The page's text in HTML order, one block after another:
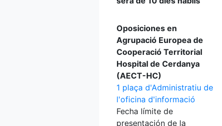
Oposiciones en
Agrupació Europea de
Cooperació Territorial
Hospital de Cerdanya
(AECT-HC)
1 plaça d'Administratiu de
l'oficina d'informació
Fecha límite de
presentación de la